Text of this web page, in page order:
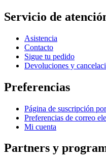
Servicio de
Asistencia
Contacto
Sigue tu pedido
Devoluciones y
Preferencias
Página de suscripción
Preferencias de correo
Mi cuenta
Partners y